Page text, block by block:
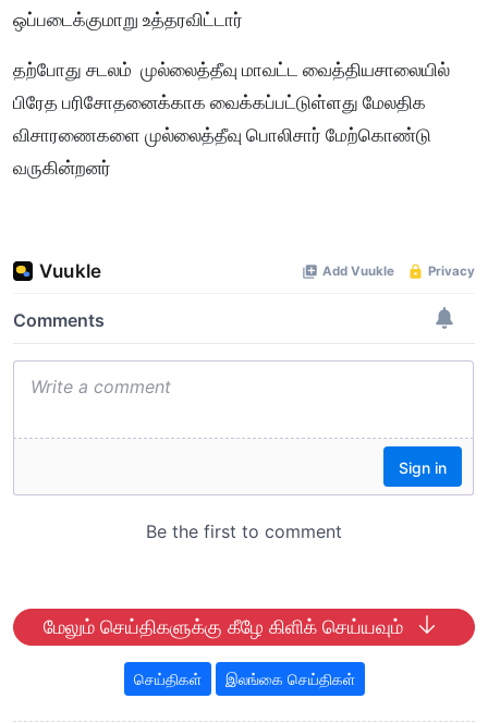
ஒப்படைக்குமாறு உத்தரவிட்டார்
தற்போது சடலம் முல்லைத்தீவு மாவட்ட வைத்தியசாலையில்
பிரேத பரிசோதனைக்காக வைக்கப்பட்டுள்ளது மேலதிக
விசாரணைகளை முல்லைத்தீவு பொலிசார் மேற்கொண்டு
வருகின்றனர்
மேலும் செய்திகளுக்கு கீழே கிளிக் செய்யவும்
செய்திகள் இலங்கை செய்திகள்